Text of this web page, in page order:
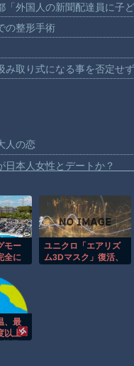
外国人の新聞配達員に子
の整形手術
み取り式になる事を否定せ
人の恋
日本人女性とデートか？
ガ毎週末セール（50%還
珍しい事故が撮影される。
前足、猫じゃね？
マホ運転のプリウスに当て
で外国人が溺れてしまう事
当時、世間はまだPTSDと
モー
全に
・
ユニクロ「エアリズ
ム3Dマスク」復活、
、最
以上